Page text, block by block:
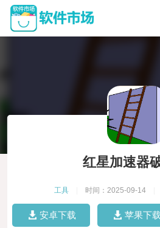
红星加速器
工具 时间：2025-09-14
安卓下载 苹果下载